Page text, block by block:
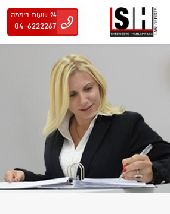
24 שעות ביממה
04-6222267